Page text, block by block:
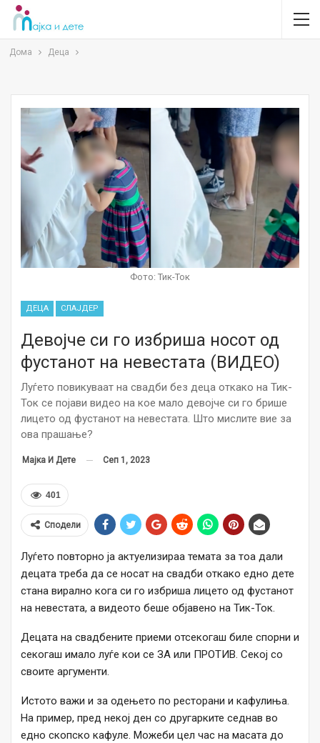
Дома Деца
Фото: Тик-Ток
ДЕЦА СЛАЈДЕР
Девојче си го избриша носот од
фустанот на невестата (ВИДЕО)
Луѓето повикуваат на свадби без деца откако на Тик-
Ток се појави видео на кое мало девојче си го брише
лицето од фустанот на невестата. Што мислите вие за
ова прашање?
Мајка И Дете Сеп 1, 2023
401
Сподели
Луѓето повторно ја актуелизираа темата за тоа дали
децата треба да се носат на свадби откако едно дете
стана вирално кога си го избриша лицето од фустанот
на невестата, а видеото беше објавено на Тик-Ток.
Децата на свадбените приеми отсекогаш биле спорни и
секогаш имало луѓе кои се ЗА или ПРОТИВ. Секој со
своите аргументи.
Истото важи и за одењето по ресторани и кафулиња.
На пример, пред некој ден со другарките седнав во
едно скопско кафуле. Можеби цел час на масата до